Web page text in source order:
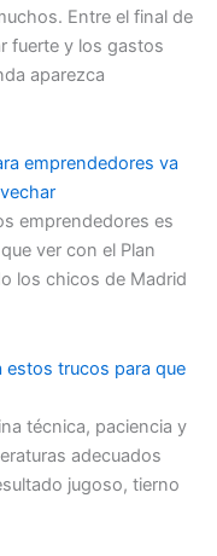
Entre el final de
fuerte y los gastos
aparezca
emprendedores va
emprendedores es
ver con el Plan
los chicos de Madrid
estos trucos para que
técnica, paciencia y
adecuados
jugoso, tierno